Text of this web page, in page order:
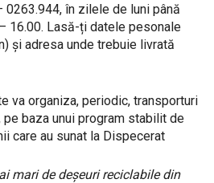
0263.944, în zilele de luni până
16.00. Lasă-ți datele pesonale
și adresa unde trebuie livrată
va organiza, periodic, transporturi
baza unui program stabilit de
care au sunat la Dispecerat
mari de deșeuri reciclabile din